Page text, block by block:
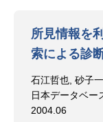
所見情報を
索による診
石江哲也, 砂子
日本データベー
2004.06